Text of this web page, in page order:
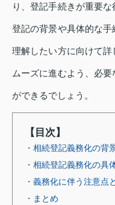
り、登記手続きが重要
登記の背景や具体的な
理解したい方に向けて
ムーズに進むよう、必
ができるでしょう。
【目次】
・相続登記義務化の背
・相続登記義務化の具
・義務化に伴う注意点
・まとめ